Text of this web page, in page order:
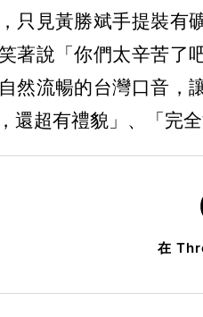
只見黃勝斌手提裝有
著說「你們太辛苦了
然流暢的台灣口音，
還超有禮貌」、「完
在